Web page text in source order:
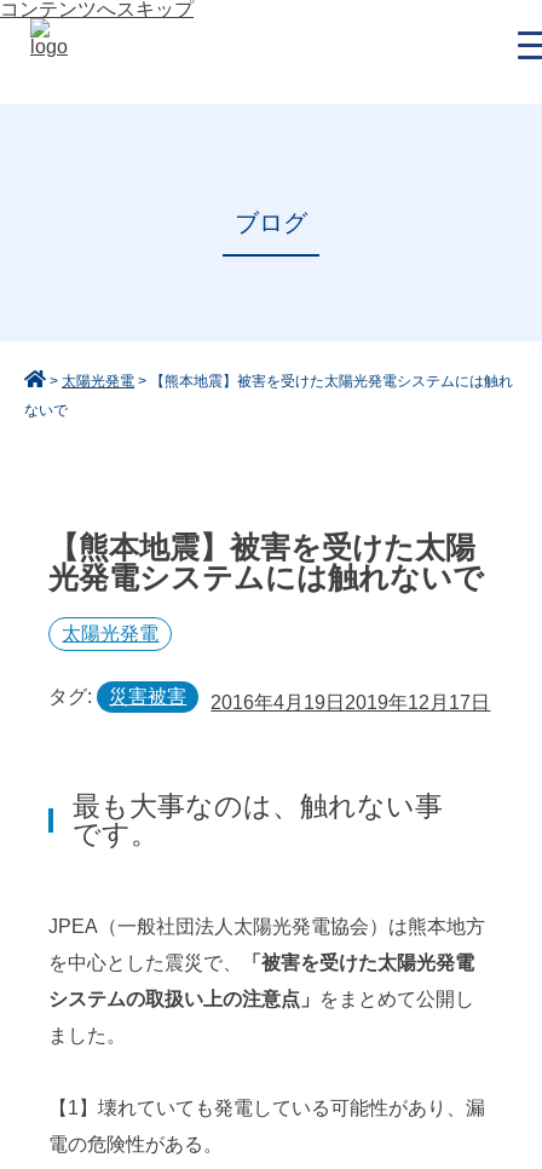
コンテンツへスキップ
ブログ
> 太陽光発電 >
【熊本地震】被害を受けた太陽光発電システムには触れ
ないで
【熊本地震】被害を受けた太陽
光発電システムには触れないで
太陽光発電
タグ: 災害被害 2016年4月19日 2019年12月17日
最も大事なのは、触れない事
です。
JPEA（一般社団法人太陽光発電協会）は熊本地方
を中心とした震災で、
「被害を受けた太陽光発電
システムの取扱い上の注意点」 をまとめて公開し
ました。
【1】壊れていても発電している可能性があり、漏
電の危険性がある。